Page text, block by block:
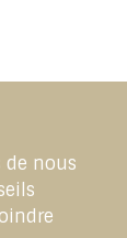
de nous